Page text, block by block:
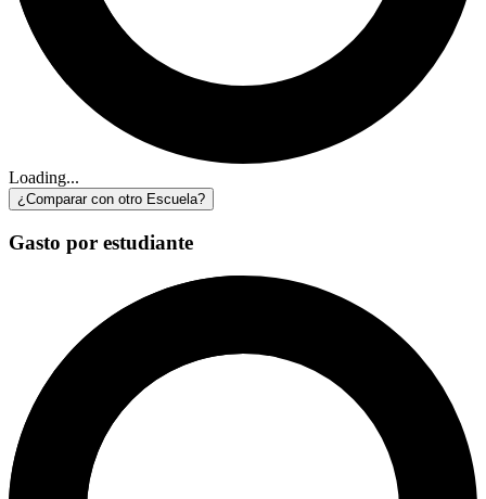
Loading...
¿Comparar con otro Escuela?
Gasto por estudiante